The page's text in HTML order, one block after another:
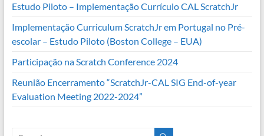
Estudo Piloto – Implementação Currículo CAL ScratchJr
Implementação Curriculum ScratchJr em Portugal no Pré-
escolar – Estudo Piloto (Boston College – EUA)
Participação na Scratch Conference 2024
Reunião Encerramento “ScratchJr-CAL SIG End-of-year
Evaluation Meeting 2022-2024”